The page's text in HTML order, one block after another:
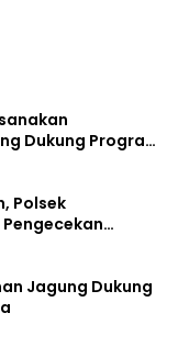
Dukung Program
Polsek
Jagung Dukung